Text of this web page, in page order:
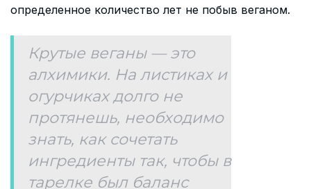
определенное количество лет не побыв веганом.
Крутые веганы — это
алхимики. На листиках и
огурчиках долго не
протянешь, необходимо
знать, как сочетать
ингредиенты так, чтобы в
тарелке был баланс